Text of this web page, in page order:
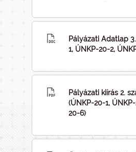
Pályázati Adatlap
1, ÚNKP-20-2,
Pályázati kiírás 2.
(ÚNKP-20-1,
20-6)